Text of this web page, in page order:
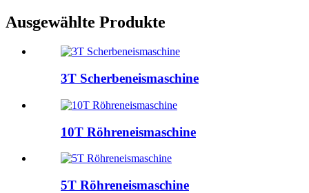
Ausgewählte Produkte
3T Scherbeneismaschine
10T Röhreneismaschine
5T Röhreneismaschine